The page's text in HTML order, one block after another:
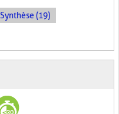
Synthèse (19)